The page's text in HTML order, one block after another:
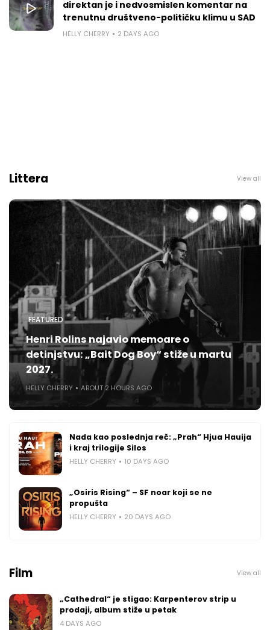
direktan je i nedvosmislen komentar na
trenutnu društveno-političku klimu u SAD
HELLY CHERRY 2 DAYS AGO
Littera View all
FEATURED
Henri Rolins najavio memoare o
detinjstvu: „Bait Dog Boy“ stiže u martu
2027.
HELLY CHERRY ABOUT 2 HOURS AGO
Nada kao poslednja reč: „Prah“ Hjua Hauija
i kraj trilogije Silos
HELLY CHERRY 10 DAYS AGO
„Osiris Rising“ – SF noar koji se ne
propušta
HELLY CHERRY 20 DAYS AGO
Film View all
„Cathedral“ je stigao: Karpenterov strip u
prodaji, album stiže u petak
4 DAYS AGO